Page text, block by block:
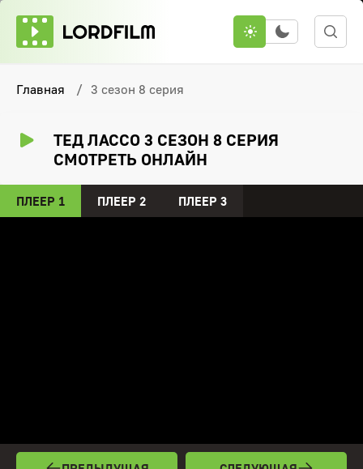
Главная 3 сезон 8 серия
ТЕД ЛАССО 3 СЕЗОН 8 СЕРИЯ
СМОТРЕТЬ ОНЛАЙН
ПЛЕЕР 1 ПЛЕЕР 2 ПЛЕЕР 3